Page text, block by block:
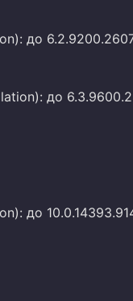
до
до
до